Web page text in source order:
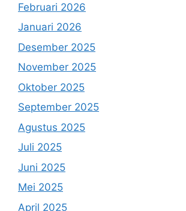
Februari 2026
Januari 2026
Desember 2025
November 2025
Oktober 2025
September 2025
Agustus 2025
Juli 2025
Juni 2025
Mei 2025
April 2025